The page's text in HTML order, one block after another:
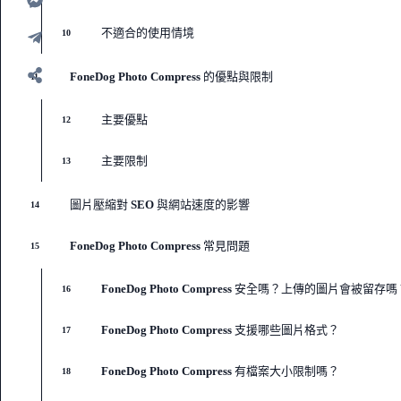
10 不適合的使用情境
11 FoneDog Photo Compress 的優點與限制
12 主要優點
13 主要限制
14 圖片壓縮對 SEO 與網站速度的影響
15 FoneDog Photo Compress 常見問題
16 FoneDog Photo Compress 安全嗎？上傳的圖片會被留存嗎
17 FoneDog Photo Compress 支援哪些圖片格式？
18 FoneDog Photo Compress 有檔案大小限制嗎？